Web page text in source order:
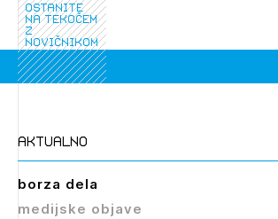
Izbrana vsebina je namenjena le
registriranim uporabnikom. Da
PRIJAVITE SE
ostanite
na tekočem
z
novičnikom
aktualno
borza dela
medijske objave